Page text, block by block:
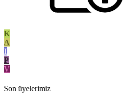
K
A
I
P
V
Son üyelerimiz